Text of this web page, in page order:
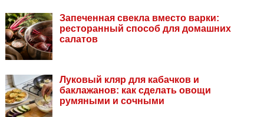
Запеченная свекла вместо варки:
ресторанный способ для домашних
салатов
Луковый кляр для кабачков и
баклажанов: как сделать овощи
румяными и сочными